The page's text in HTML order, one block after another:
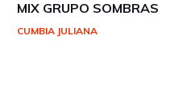
MIX GRUPO SOMBRAS
CUMBIA JULIANA